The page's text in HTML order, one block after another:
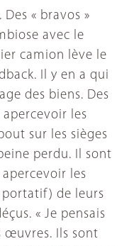
« bravos »
avec le
camion lève le
Il y en a qui
des biens. Des
les
sur les sièges
perdu. Il sont
les
portatif) de leurs
« Je pensais
œuvres. Ils sont